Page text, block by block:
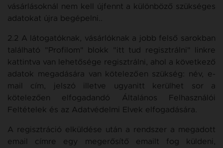
vásárlásoknál nem kell újfennt a különböző szükséges
adatokat újra begépelni..
2.2 A látogatóknak, vásárlóknak a jobb felső sarokban
található "Profilom" blokk "itt tud regisztrálni" linkre
kattintva van lehetősége regisztrálni, ahol a következő
adatok megadására van kötelezően szükség: név, e-
mail cím, jelszó illetve ugyanitt kerülhet sor a
kötelezően elfogadandó Általános Felhasználói
Feltételek és az Adatvédelmi Elvek elfogadására.
A regisztráció elküldése után a rendszer a megadott
email címre egy megerősítő emailt fog küldeni,